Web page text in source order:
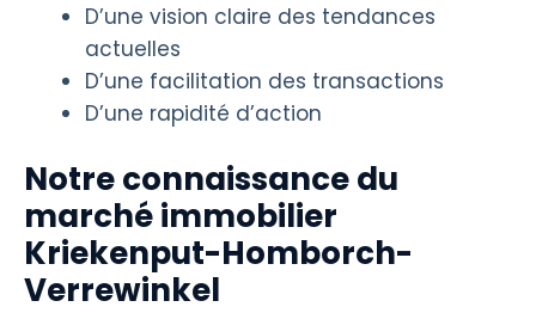
D’une vision claire des tendances
actuelles
D’une facilitation des transactions
D’une rapidité d’action
Notre connaissance du
marché immobilier
Kriekenput-Homborch-
Verrewinkel